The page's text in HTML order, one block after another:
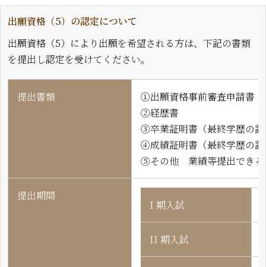
出願資格（5）の認定について
出願資格（5）により出願を希望される方は、下記の書類
を提出し認定を受けてください。
提出書類
①出願資格事前審査申請書
②経歴書
③卒業証明書（最終学歴の
④成績証明書（最終学歴の
⑤その他 業績等提出できる
提出期間
I 期入試
II 期入試